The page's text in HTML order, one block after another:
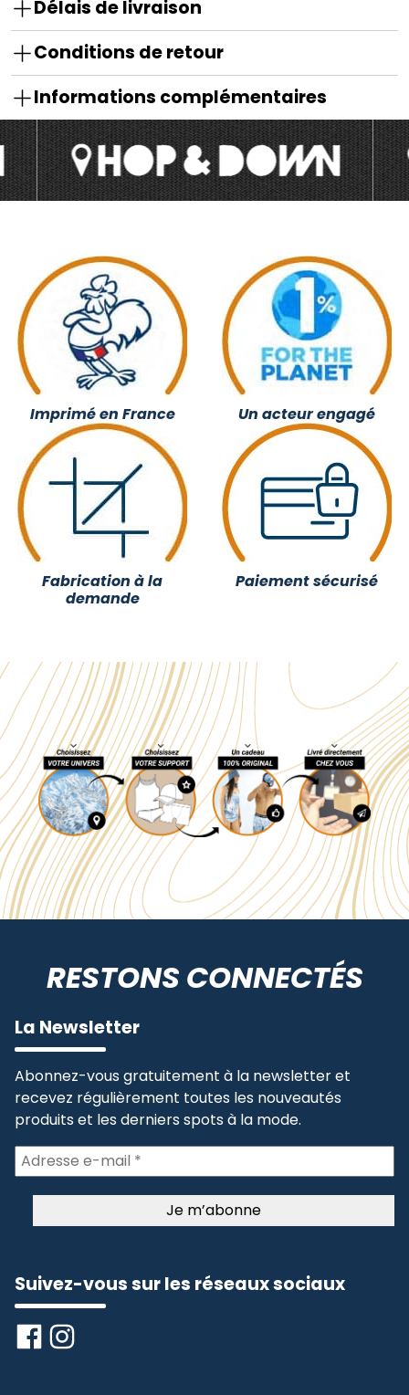
Délais de livraison
Conditions de retour
Informations complémentaires
Imprimé en France Un acteur engagé
Fabrication à la
demande
Paiement sécurisé
RESTONS CONNECTÉS
La Newsletter
Abonnez-vous gratuitement à la newsletter et
recevez régulièrement toutes les nouveautés
produits et les derniers spots à la mode.
Suivez-vous sur les réseaux sociaux